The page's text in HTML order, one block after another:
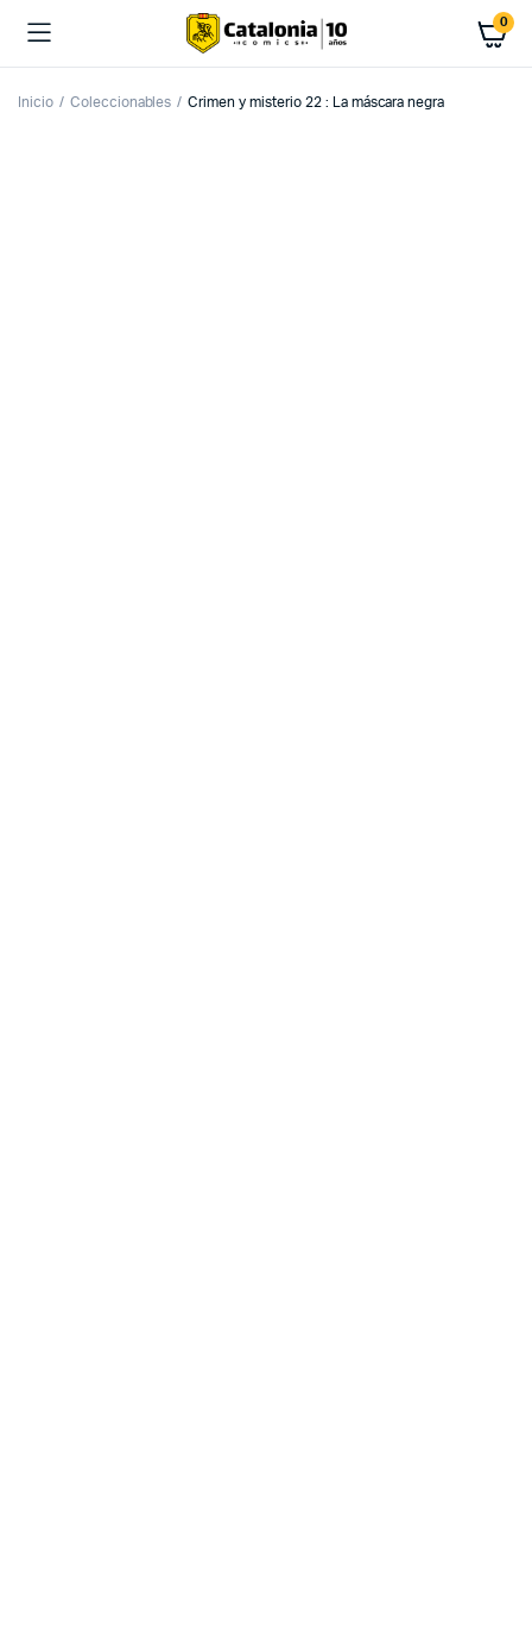
0
Inicio Coleccionables Crimen y misterio 22 : La máscara negra